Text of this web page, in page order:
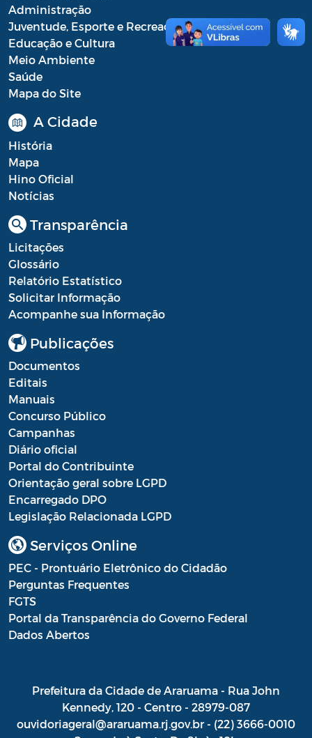
Administração
Juventude, Esporte e Recreação
Educação e Cultura
Meio Ambiente
Saúde
Mapa do Site
A Cidade
História
Mapa
Hino Oficial
Notícias
Transparência
Licitações
Glossário
Relatório Estatístico
Solicitar Informação
Acompanhe sua Informação
Publicações
Documentos
Editais
Manuais
Concurso Público
Campanhas
Diário oficial
Portal do Contribuinte
Orientação geral sobre LGPD
Encarregado DPO
Legislação Relacionada LGPD
Serviços Online
PEC - Prontuário Eletrônico do Cidadão
Perguntas Frequentes
FGTS
Portal da Transparência do Governo Federal
Dados Abertos
Prefeitura da Cidade de Araruama - Rua John
Kennedy, 120 - Centro - 28979-087
ouvidoriageral@araruama.rj.gov.br - (22) 3666-0010